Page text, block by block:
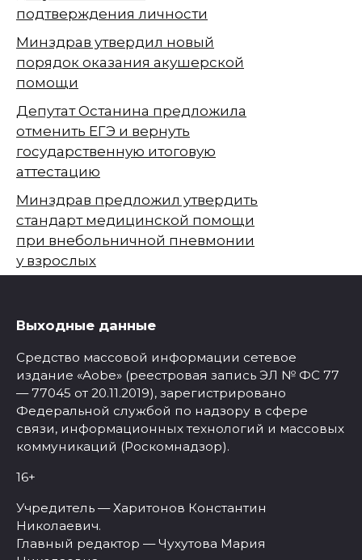
подтверждения личности
Минздрав утвердил новый
порядок оказания акушерской
помощи
Депутат Останина предложила
отменить ЕГЭ и вернуть
государственную итоговую
аттестацию
Минздрав предложил утвердить
стандарт медицинской помощи
при внебольничной пневмонии
у взрослых
Выходные данные
Средство массовой информации сетевое
издание «Aobe» (реестровая запись ЭЛ № ФС 77
— 77045 от 20.11.2019), зарегистрировано
Федеральной службой по надзору в сфере
связи, информационных технологий и массовых
коммуникаций (Роскомнадзор).
16+
Учредитель — Харитонов Константин
Николаевич.
Главный редактор — Чухутова Мария